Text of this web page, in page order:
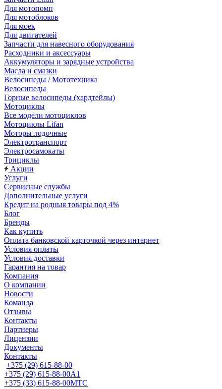
Для мотопомп
Для мотоблоков
Для моек
Для двигателей
Запчасти для навесного оборудования
Расходники и аксессуары
Аккумуляторы и зарядные устройства
Масла и смазки
Велосипеды / Мототехника
Велосипеды
Горные велосипеды (хардтейлы)
Мотоциклы
Все модели мотоциклов
Мотоциклы Lifan
Моторы лодочные
Электротранспорт
Электросамокаты
Трициклы
Акции
Услуги
Сервисные службы
Дополнительные услуги
Кредит на родныя товары под 4%
Блог
Бренды
Как купить
Оплата банковской карточкой через интернет
Условия оплаты
Условия доставки
Гарантия на товар
Компания
О компании
Новости
Команда
Отзывы
Контакты
Партнеры
Лицензии
Документы
Контакты
+375 (29) 615-88-00
+375 (29) 615-88-00A1
+375 (33) 615-88-00МТС